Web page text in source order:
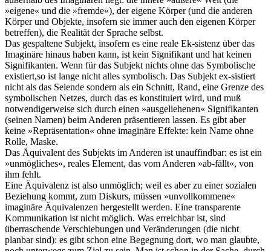
»eigene« und die »fremde«), der eigene Körper (und die anderen
Körper und Objekte, insofern sie immer auch den eigenen Körper
betreffen), die Realität der Sprache selbst.
Das gespaltene Subjekt, insofern es eine reale Ek-sistenz über das
Imaginäre hinaus haben kann, ist kein Signifikant und hat keinen
Signifikanten. Wenn für das Subjekt nichts ohne das Symbolische
existiert,so ist lange nicht alles symbolisch. Das Subjekt ex-sistiert
nicht als das Seiende sondern als ein Schnitt, Rand, eine Grenze des
symbolischen Netzes, durch das es konstituiert wird, und muß
notwendigerweise sich durch einen »ausgeliehenen« Signifikanten
(seinen Namen) beim Anderen präsentieren lassen. Es gibt aber
keine »Repräsentation« ohne imaginäre Effekte: kein Name ohne
Rolle, Maske.
Das Äquivalent des Subjekts im Anderen ist unauffindbar: es ist ein
»unmögliches«, reales Element, das vom Anderen »ab-fällt«, von
ihm fehlt.
Eine Äquivalenz ist also unmöglich; weil es aber zu einer sozialen
Beziehung kommt, zum Diskurs, müssen »unvollkommene«
imaginäre Äquivalenzen hergestellt werden. Eine transparente
Kommunikation ist nicht möglich. Was erreichbar ist, sind
überraschende Verschiebungen und Veränderungen (die nicht
planbar sind): es gibt schon eine Begegnung dort, wo man glaubte,